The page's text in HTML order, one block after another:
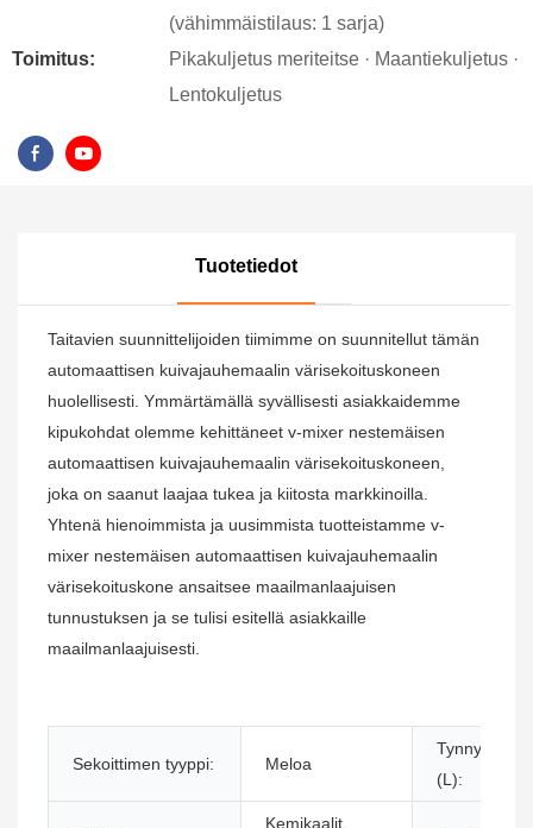
(vähimmäistilaus: 1 sarja)
Toimitus:
Pikakuljetus meriteitse · Maantiekuljetus ·
Lentokuljetus
Tuotetiedot
Taitavien suunnittelijoiden tiimimme on suunnitellut tämän
automaattisen kuivajauhemaalin värisekoituskoneen
huolellisesti. Ymmärtämällä syvällisesti asiakkaidemme
kipukohdat olemme kehittäneet v-mixer nestemäisen
automaattisen kuivajauhemaalin värisekoituskoneen,
joka on saanut laajaa tukea ja kiitosta markkinoilla.
Yhtenä hienoimmista ja uusimmista tuotteistamme v-
mixer nestemäisen automaattisen kuivajauhemaalin
värisekoituskone ansaitsee maailmanlaajuisen
tunnustuksen ja se tulisi esitellä asiakkaille
maailmanlaajuisesti.
Sekoittimen tyyppi: Meloa
Tynnyrin
(L):
Kemikaalit,